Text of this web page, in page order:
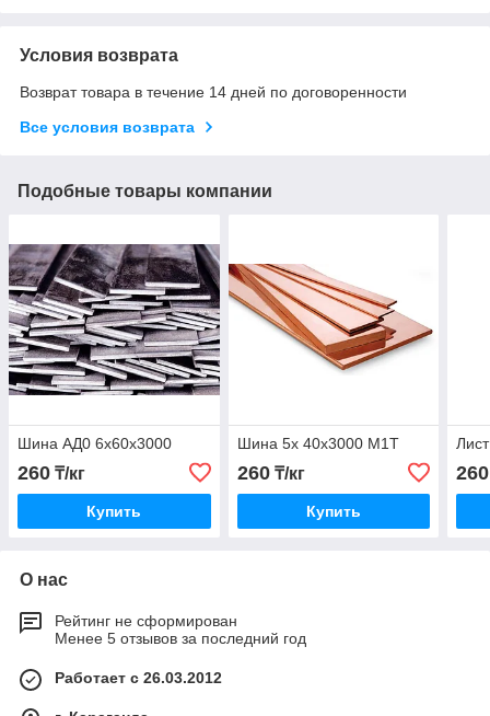
Условия возврата
Возврат товара в течение 14 дней по договоренности
Все условия возврата
Подобные товары компании
Шина АД0 6х60х3000
260 ₸/кг
Купить
Шина 5х 40x3000 М1Т
260₸/кг
Купить
260
О нас
Рейтинг не сформирован
Менее 5 отзывов за последний год
Работает с 26.03.2012